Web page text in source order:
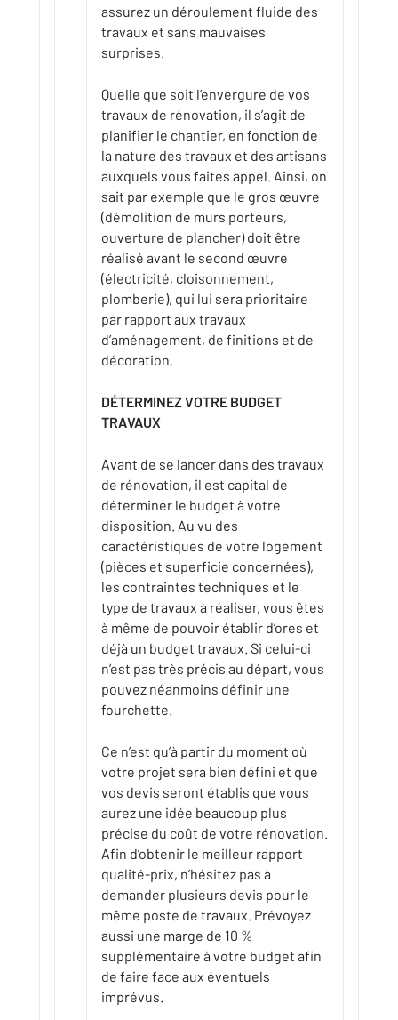
assurez un déroulement fluide des
travaux et sans mauvaises
surprises.
Quelle que soit l’envergure de vos
travaux de rénovation, il s’agit de
planifier le chantier, en fonction de
la nature des travaux et des artisans
auxquels vous faites appel. Ainsi, on
sait par exemple que le gros œuvre
(démolition de murs porteurs,
ouverture de plancher) doit être
réalisé avant le second œuvre
(électricité, cloisonnement,
plomberie), qui lui sera prioritaire
par rapport aux travaux
d’aménagement, de finitions et de
décoration.
DÉTERMINEZ VOTRE BUDGET
TRAVAUX
Avant de se lancer dans des travaux
de rénovation, il est capital de
déterminer le budget à votre
disposition. Au vu des
caractéristiques de votre logement
(pièces et superficie concernées),
les contraintes techniques et le
type de travaux à réaliser, vous êtes
à même de pouvoir établir d’ores et
déjà un budget travaux. Si celui-ci
n’est pas très précis au départ, vous
pouvez néanmoins définir une
fourchette.
Ce n’est qu’à partir du moment où
votre projet sera bien défini et que
vos devis seront établis que vous
aurez une idée beaucoup plus
précise du coût de votre rénovation.
Afin d’obtenir le meilleur rapport
qualité-prix, n’hésitez pas à
demander plusieurs devis pour le
même poste de travaux. Prévoyez
aussi une marge de 10 %
supplémentaire à votre budget afin
de faire face aux éventuels
imprévus.